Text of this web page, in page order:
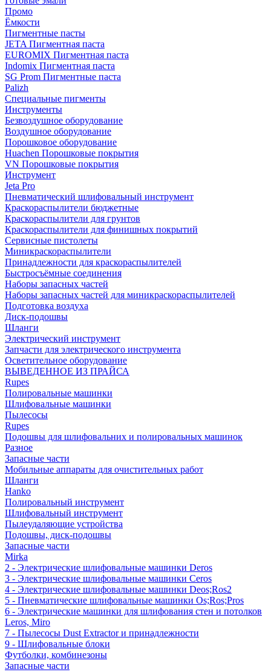
Промо
Ёмкости
Пигментные пасты
JETA Пигментная паста
EUROMIX Пигментная паста
Indomix Пигментная паста
SG Prom Пигментные паста
Palizh
Специальные пигменты
Инструменты
Безвоздушное оборудование
Воздушное оборудование
Порошковое оборудование
Huachen Порошковые покрытия
VN Порошковые покрытия
Инструмент
Jeta Pro
Пневматический шлифовальный инструмент
Краскораспылители бюджетные
Краскораспылители для грунтов
Краскораспылители для финишных покрытий
Сервисные пистолеты
Миникраскораспылители
Принадлежности для краскораспылителей
Быстросъёмные соединения
Наборы запасных частей
Наборы запасных частей для миникраскораспылителей
Подготовка воздуха
Диск-подошвы
Шланги
Электрический инструмент
Запчасти для электрического инструмента
Осветительное оборудование
ВЫВЕДЕННОЕ ИЗ ПРАЙСА
Rupes
Полировальные машинки
Шлифовальные машинки
Пылесосы
Rupes
Подошвы для шлифовальних и полировальных машинок
Разное
Запасные части
Мобильные аппараты для очистительных работ
Шланги
Hanko
Полировальный инструмент
Шлифовальный инструмент
Пылеудаляющие устройства
Подошвы, диск-подошвы
Запасные части
Mirka
2 - Электрические шлифовальные машинки Deros
3 - Электрические шлифовальные машинки Ceros
4 - Электрические шлифовальные машинки Deos;Ros2
5 - Пневматические шлифовальные машинки Os;Ros;Pros
6 - Электрические машинки для шлифования стен и потолков
Leros, Miro
7 - Пылесосы Dust Extractor и принадлежности
9 - Шлифовальные блоки
Футболки, комбинезоны
Запасные части